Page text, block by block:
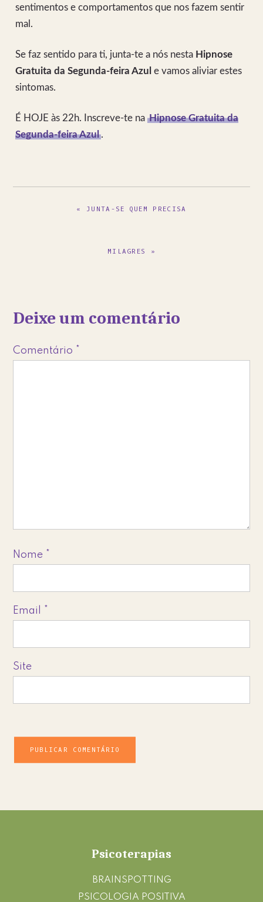
sentimentos e comportamentos que nos fazem sentir
mal.
Se faz sentido para ti, junta-te a nós nesta Hipnose
Gratuita da Segunda-feira Azul e vamos aliviar estes
sintomas.
É HOJE às 22h. Inscreve-te naHipnose Gratuita da
Segunda-feira Azul .
PREVIOUS
« JUNTA-SE QUEM PRECISA
NEXT
MILAGRES »
Reader
Interactions
Deixe um comentário
Comentário *
Nome *
Email *
Site
Psicoterapias
BRAINSPOTTING
PSICOLOGIA POSITIVA